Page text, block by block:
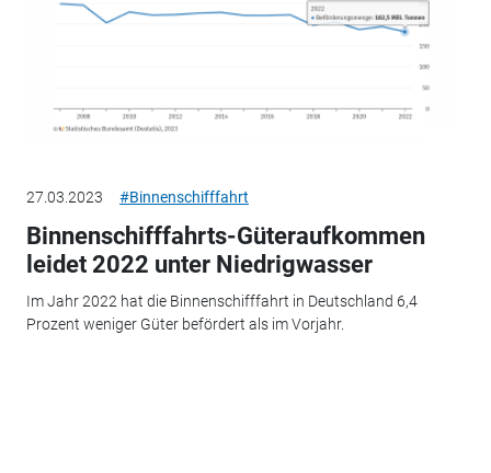
27.03.2023 #Binnenschifffahrt
Binnenschifffahrts-Güteraufkommen
leidet 2022 unter Niedrigwasser
Im Jahr 2022 hat die Binnenschifffahrt in Deutschland 6,4
Prozent weniger Güter befördert als im Vorjahr.